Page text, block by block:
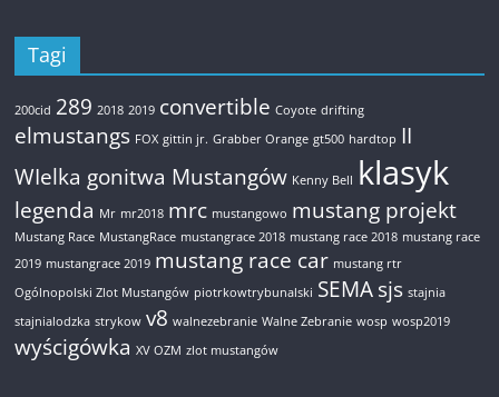
Tagi
200cid 289 2018 2019 convertible Coyote drifting
elmustangs FOX gittin jr. Grabber Orange gt500 hardtop II
WIelka gonitwa Mustangów Kenny Bell klasyk
legenda Mr mr2018 mrc mustangowo mustang projekt
Mustang Race MustangRace mustangrace 2018 mustang race 2018 mustang race
2019 mustangrace 2019 mustang race car mustang rtr
Ogólnopolski Zlot Mustangów piotrkowtrybunalski SEMAsjs stajnia
stajnialodzka strykow v8 walnezebranie Walne Zebranie wosp wosp2019
wyścigówka XV OZM zlot mustangów